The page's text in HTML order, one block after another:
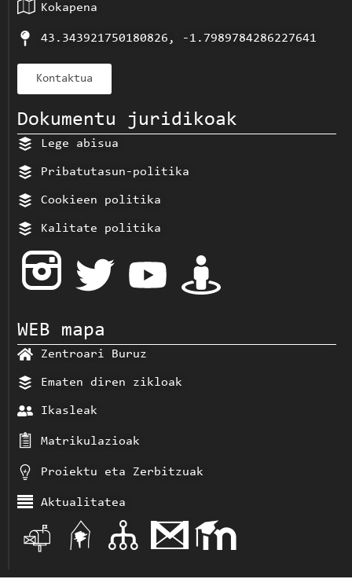
Kokapena
43.343921750180826, -1.7989784286227641
Kontaktua
Dokumentu juridikoak
Lege abisua
Pribatutasun-politika
Cookieen politika
Kalitate politika
WEB mapa
Zentroari Buruz
Ematen diren zikloak
Ikasleak
Matrikulazioak
Proiektu eta Zerbitzuak
Aktualitatea